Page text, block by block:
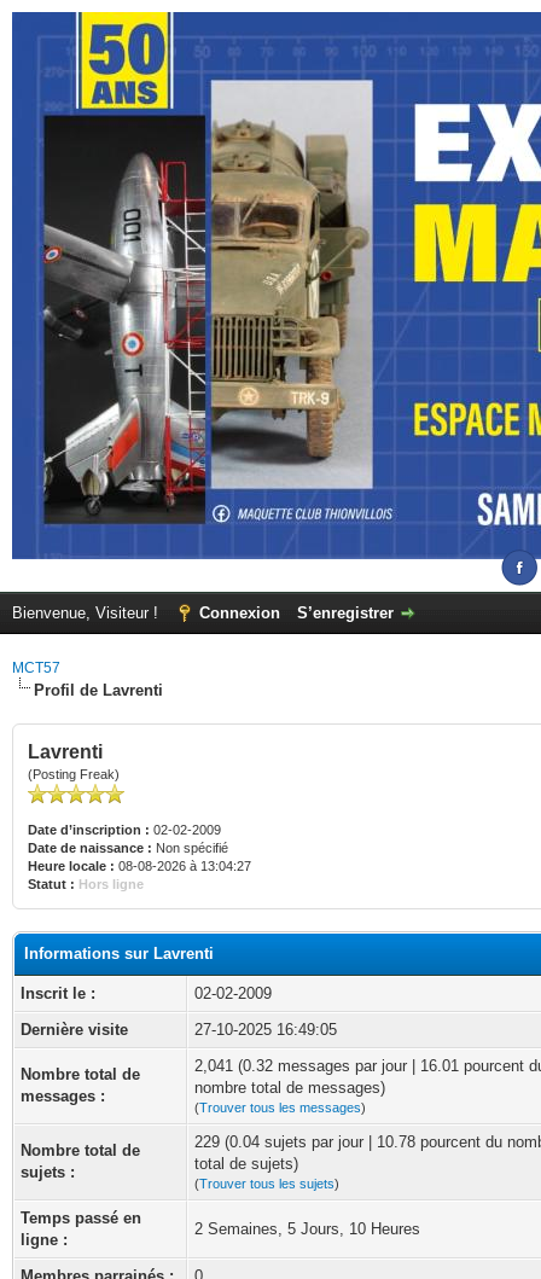
Bienvenue, Visiteur ! Connexion S’enregistrer
MCT57
Profil de Lavrenti
Lavrenti
(Posting Freak)
Date d’inscription : 02-02-2009
Date de naissance : Non spécifié
Heure locale : 08-08-2026 à 13:04:27
Statut : Hors ligne
Informations sur Lavrenti
Inscrit le :
02-02-2009
Dernière visite
27-10-2025 16:49:05
Nombre total de
messages :
2,041 (0.32 messages par jour | 16.01 pourcent
nombre total de messages)
(Trouver tous les messages)
Nombre total de
sujets :
229 (0.04 sujets par jour | 10.78 pourcent du
total de sujets)
(Trouver tous les sujets)
Temps passé en
ligne :
2 Semaines, 5 Jours, 10 Heures